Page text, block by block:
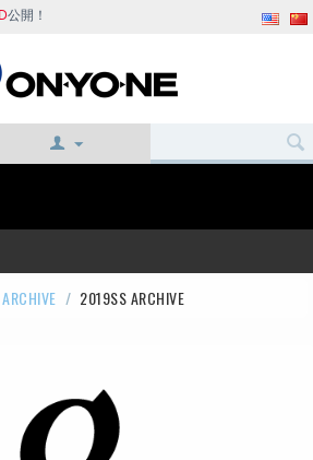
公開！
ARCHIVE / 2019SS ARCHIVE